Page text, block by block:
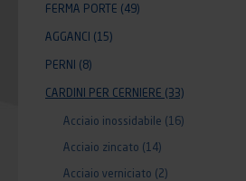
FERMA PORTE (49)
AGGANCI (15)
PERNI (8)
CARDINI PER CERNIERE (33)
Acciaio inossidabile (16)
Acciaio zincato (14)
Acciaio verniciato (2)